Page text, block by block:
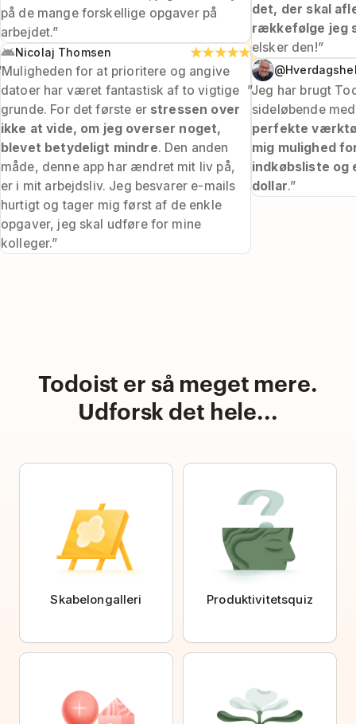
på de mange forskellige opgaver på
arbejdet.”
Nicolaj Thomsen ★★★★★
for at prioritere og angive
datoer har været fantastisk af to vigtige
grunde. For det første er stressen over
ikke at vide, om jeg overser noget,
blevet betydeligt mindre. Den anden
måde, denne app har ændret mit liv på,
er i mit arbejdsliv. Jeg besvarer e-mails
hurtigt og tager mig først af de enkle
opgaver, jeg skal udføre for mine
kolleger.”
det, der skal
rækkefølge jeg
elsker den!”
”Jeg har brugt
sideløbende
perfekte
mig mulighed
indkøbsliste og
dollar.”
Todoist er så meget mere.
Udforsk det hele...
Skabelongalleri Produktivitetsquiz